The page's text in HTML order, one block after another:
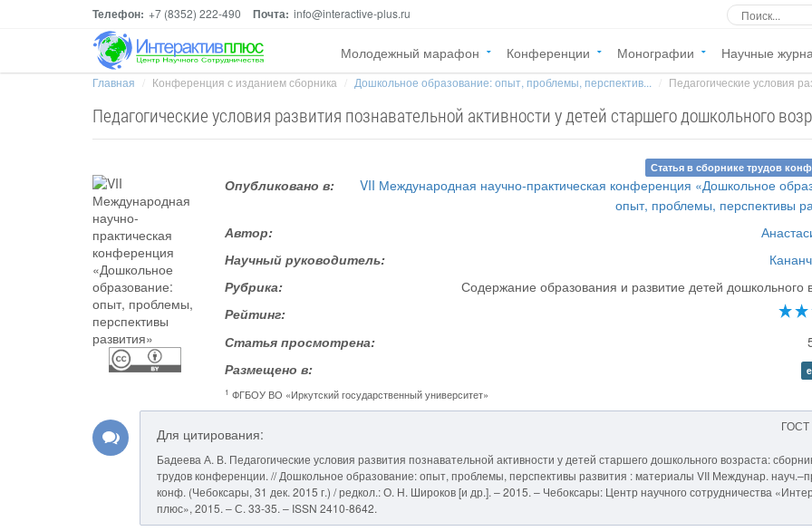
Телефон: +7 (8352) 222-490 Почта: info@interactive-plus.ru
Молодежный марафон Конференции Монографии Научные
Главная Конференция с изданием сборника Дошкольное образование: опыт, проблемы, перспектив... Педагогические условия
Педагогические условия развития познавательной активности у детей старшего дошкольного
Статья в сборнике трудов
Опубликовано в:
VII Международная научно-практическая конференция «Дошкольное
опыт, проблемы, перспективы
Автор:
Научный руководитель:
Рубрика:
Содержание образования и развитие детей дошкольного
Рейтинг:
Статья просмотрена:
Размещено в:
1 ФГБОУ ВО «Иркутский государственный университет»
ГОСТ
Для цитирования:
Бадеева А. В. Педагогические условия развития познавательной активности у детей старшего дошкольного возраста:
трудов конференции. // Дошкольное образование: опыт, проблемы, перспективы развития : материалы VII Междунар.
конф. (Чебоксары, 31 дек. 2015 г.) / редкол.: О. Н. Широков [и др.]. – 2015. – Чебоксары: Центр научного сотрудничества
плюс», 2015. – С. 33-35. – ISSN 2410-8642.